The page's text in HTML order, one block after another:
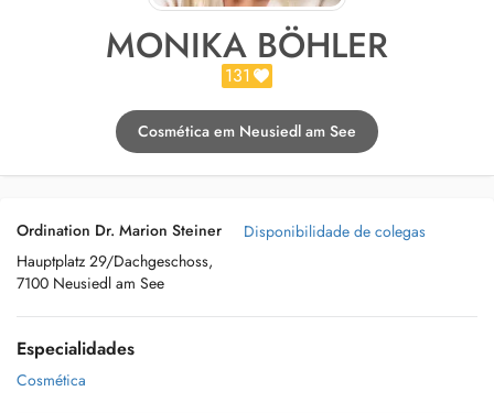
MONIKA BÖHLER
131
Cosmética em Neusiedl am See
Ordination Dr. Marion Steiner
Hauptplatz 29/Dachgeschoss,
7100 Neusiedl am See
Disponibilidade de colegas
Especialidades
Cosmética